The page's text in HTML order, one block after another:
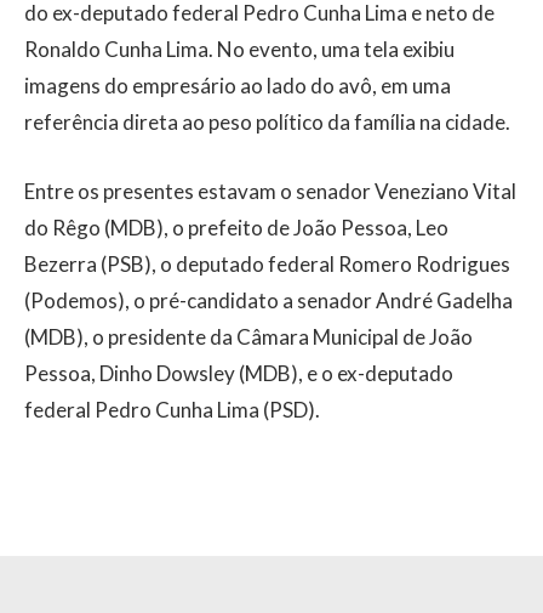
do ex-deputado federal Pedro Cunha Lima e neto de
Ronaldo Cunha Lima. No evento, uma tela exibiu
imagens do empresário ao lado do avô, em uma
referência direta ao peso político da família na cidade.
Entre os presentes estavam o senador Veneziano Vital
do Rêgo (MDB), o prefeito de João Pessoa, Leo
Bezerra (PSB), o deputado federal Romero Rodrigues
(Podemos), o pré-candidato a senador André Gadelha
(MDB), o presidente da Câmara Municipal de João
Pessoa, Dinho Dowsley (MDB), e o ex-deputado
federal Pedro Cunha Lima (PSD).